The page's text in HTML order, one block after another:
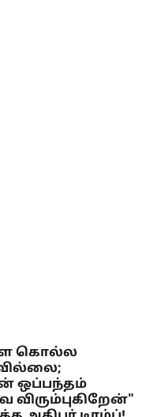
கொல்ல
ஒப்பந்தம்
விரும்புகிறேன்"